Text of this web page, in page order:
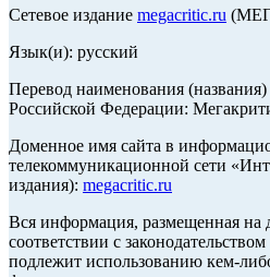
Сетевое издание megacritic.ru
Язык(и): русский
Перевод наименования
Российской Федерации:
Доменное имя сайта в
телекоммуникационной сети
издания): megacritic.ru
Вся информация, размещенная на
соответствии с
подлежит использованию кем-